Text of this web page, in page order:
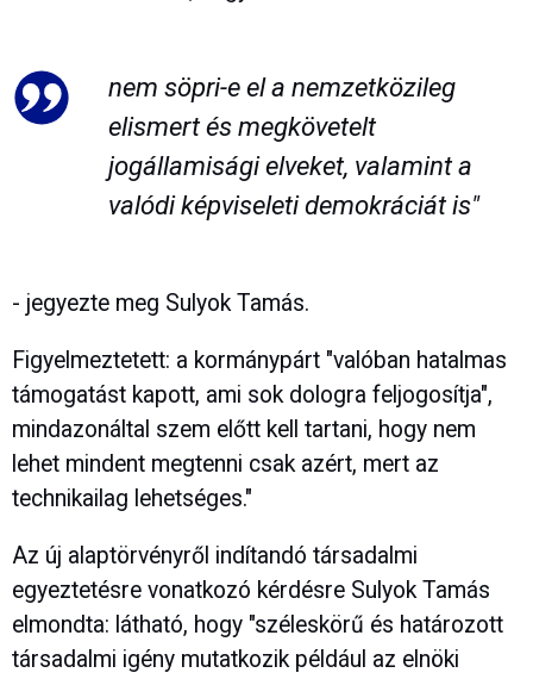
nem söpri-e el a nemzetközileg
elismert és megkövetelt
jogállamisági elveket, valamint a
valódi képviseleti demokráciát is"
- jegyezte meg Sulyok Tamás.
Figyelmeztetett: a kormánypárt "valóban hatalmas
támogatást kapott, ami sok dologra feljogosítja",
mindazonáltal szem előtt kell tartani, hogy nem
lehet mindent megtenni csak azért, mert az
technikailag lehetséges."
Az új alaptörvényről indítandó társadalmi
egyeztetésre vonatkozó kérdésre Sulyok Tamás
elmondta: látható, hogy "széleskörű és határozott
társadalmi igény mutatkozik például az elnöki